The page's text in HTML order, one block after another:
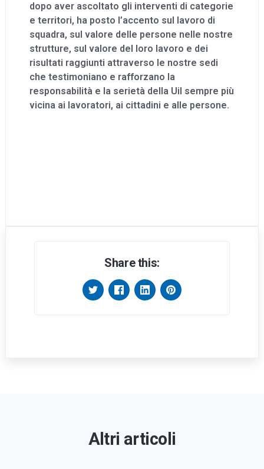
dopo aver ascoltato gli interventi di categorie
e territori, ha posto l’accento sul lavoro di
squadra, sul valore delle persone nelle nostre
strutture, sul valore del loro lavoro e dei
risultati raggiunti attraverso le nostre sedi
che testimoniano e rafforzano la
responsabilità e la serietà della Uil sempre più
vicina ai lavoratori, ai cittadini e alle persone.
Share this:
Altri articoli